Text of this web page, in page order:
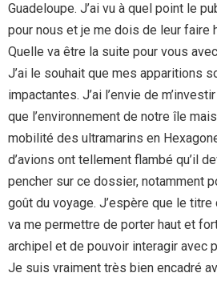
Guadeloupe. J’ai vu à quel point le
pour nous et je me dois de leur faire
Quelle va être la suite pour vous
J’ai le souhait que mes apparitions
impactantes. J’ai l’envie de
que l’environnement de notre île
mobilité des ultramarins en
d’avions ont tellement flambé qu’il
pencher sur ce dossier, notamment
goût du voyage. J’espère que le
va me permettre de porter haut et
archipel et de pouvoir interagir avec
Je suis vraiment très bien encadré